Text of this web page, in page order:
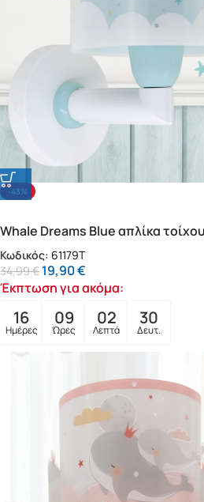
-43%
Whale Dreams Blue απλίκα
Κωδικός: 61179T
34,99€ 19,90€
Έκπτωση για ακόμα:
16
Ημέρες
09
Ώρες
02
Λεπτά
28
Δευτ.